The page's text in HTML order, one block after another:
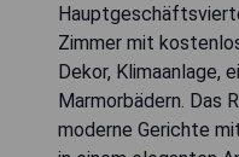
Zimmer mit
Dekor, Klimaanlage,
Marmorbädern. Das
moderne Gerichte